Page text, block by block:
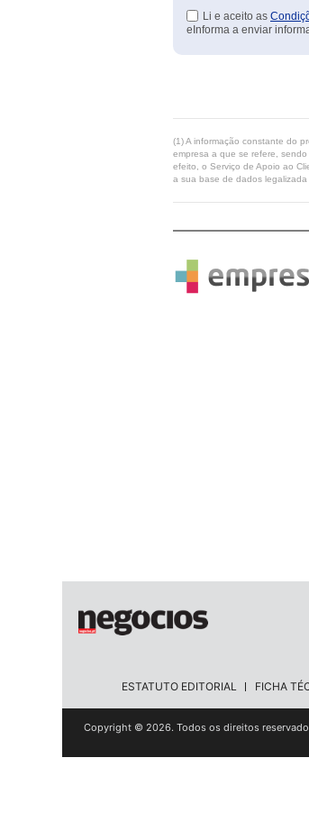
Li e aceito as
eInforma a enviar
(1) A informação constante do
empresa a que se refere,
efeito, o Serviço de Apoio ao
a sua base de dados